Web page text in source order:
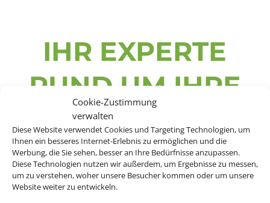
Cookie-Zustimmung
verwalten
Diese Website verwendet Cookies und Targeting Technologien, um
Ihnen ein besseres Internet-Erlebnis zu ermöglichen und die
Werbung, die Sie sehen, besser an Ihre Bedürfnisse anzupassen.
Diese Technologien nutzen wir außerdem, um Ergebnisse zu messen,
um zu verstehen, woher unsere Besucher kommen oder um unsere
Website weiter zu entwickeln.
IHR EXPERTE
RUND UM IHRE
LIEBLINGSEVE
NTS.